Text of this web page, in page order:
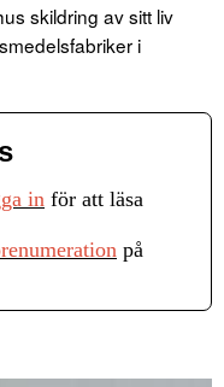
skildring av sitt liv
i
in för att läsa
på